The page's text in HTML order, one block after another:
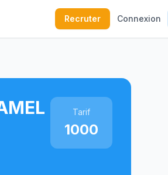
Recruter Connexion
Tarif
1000